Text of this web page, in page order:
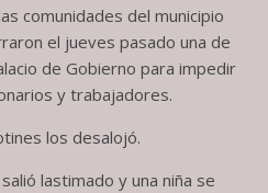
comunidades del municipio
el jueves pasado una de
de Gobierno para impedir
y trabajadores.
los desalojó.
lastimado y una niña se